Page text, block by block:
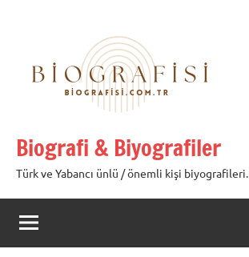
Biografi & Biyografiler
Türk ve Yabancı ünlü / önemli kişi biyografileri.